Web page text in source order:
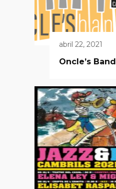
abril 22, 2021
Oncle’s Band